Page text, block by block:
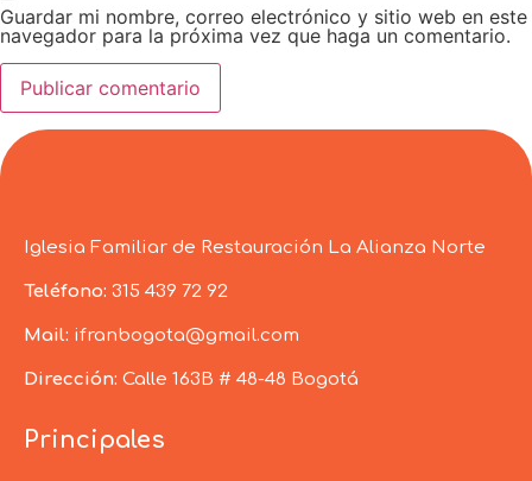
Guardar mi nombre, correo electrónico y sitio web en este
navegador para la próxima vez que haga un comentario.
Iglesia Familiar de Restauración La Alianza Norte
Teléfono: 315 439 72 92
Mail: ifranbogota@gmail.com
Dirección: Calle 163B # 48-48 Bogotá
Principales